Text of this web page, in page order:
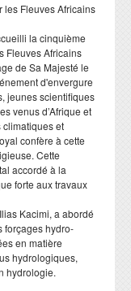
les Fleuves Africains
la cinquième
Fleuves Africains
de Sa Majesté le
d'envergure
jeunes scientifiques
venus d’Afrique et
et
confère à cette
Cette
accordé à la
forte aux travaux
Kacimi, a abordé
forçages hydro-
en matière
hydrologiques,
hydrologie.